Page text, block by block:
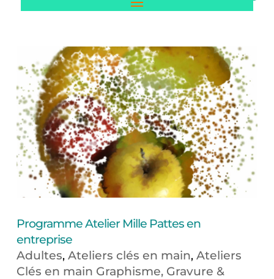
Programme Atelier Mille Pattes en
entreprise
Adultes, Ateliers clés en main, Ateliers
Clés en main Graphisme, Gravure &